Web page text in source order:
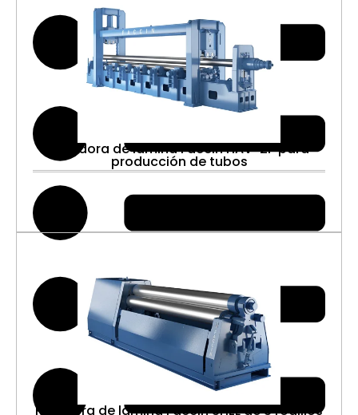
Roladora de lámina Faccin HAV-2P para
producción de tubos
Roladora de lámina Faccin 3HEL de 3 rodillos